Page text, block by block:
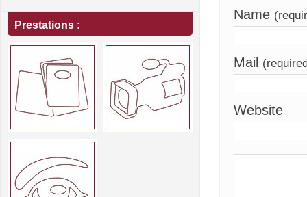
Name
Mail
Website
Prestations :